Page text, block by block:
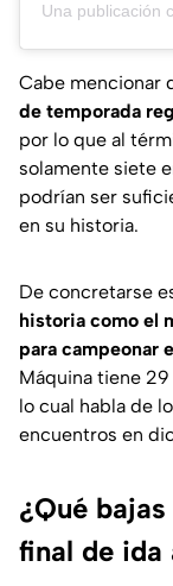
Una publicación
Cabe mencionar
de temporada
por lo que al
solamente siete
podrían ser
en su historia.
De concretarse
historia como el
para campeonar
Máquina tiene
lo cual habla de
encuentros en
¿Qué
final de ida